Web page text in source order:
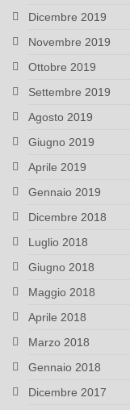
Dicembre 2019
Novembre 2019
Ottobre 2019
Settembre 2019
Agosto 2019
Giugno 2019
Aprile 2019
Gennaio 2019
Dicembre 2018
Luglio 2018
Giugno 2018
Maggio 2018
Aprile 2018
Marzo 2018
Gennaio 2018
Dicembre 2017